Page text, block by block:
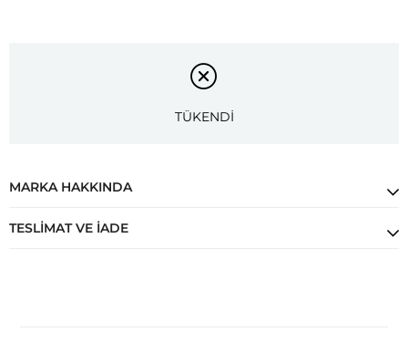
TÜKENDİ
MARKA HAKKINDA
TESLIMAT VE İADE